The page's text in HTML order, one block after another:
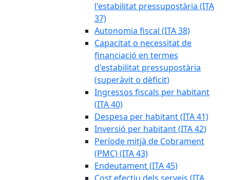
l'estabilitat pressupostària (ITA
37)
Autonomia fiscal (ITA 38)
Capacitat o necessitat de
financiació en termes
d'estabilitat pressupostària
(superàvit o dèficit)
Ingressos fiscals per habitant
(ITA 40)
Despesa per habitant (ITA 41)
Inversió per habitant (ITA 42)
Període mitjà de Cobrament
(PMC) (ITA 43)
Endeutament (ITA 45)